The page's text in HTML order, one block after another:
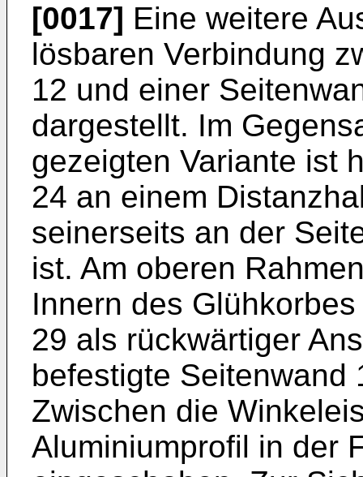
[0017] Eine weitere
lösbaren Verbindung
12 und einer
dargestellt. Im
gezeigten Variante ist
24 an einem
seinerseits an der
ist. Am oberen
Innern des
29 als rückwärtiger
befestigte Seitenwand
Zwischen die
Aluminiumprofil in der